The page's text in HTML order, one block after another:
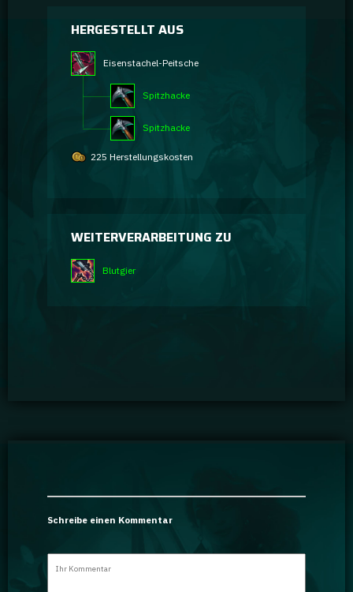
HERGESTELLT AUS
Eisenstachel-Peitsche
Spitzhacke
Spitzhacke
225 Herstellungskosten
WEITERVERARBEITUNG ZU
Blutgier
Schreibe einen Kommentar